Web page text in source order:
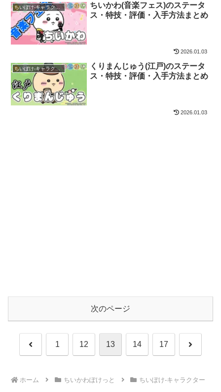
ちいぽけ-キャラクター
ちいかわ(音楽フェス)のステータ
ス・特技・評価・入手方法まとめ
2026.01.03
ちいぽけ-キャラクター
くりまんじゅう(江戸)のステータ
ス・特技・評価・入手方法まとめ
2026.01.03
次のページ
前 1 12 13 14 17 次
ホーム ちいかわぽけっと ちいぽけ-キャラクター